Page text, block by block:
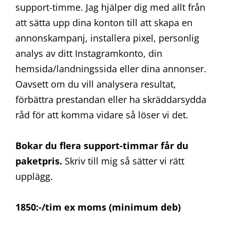
support-timme. Jag hjälper dig med allt från
att sätta upp dina konton till att skapa en
annonskampanj, installera pixel, personlig
analys av ditt Instagramkonto, din
hemsida/landningssida eller dina annonser.
Oavsett om du vill analysera resultat,
förbättra prestandan eller ha skräddarsydda
råd för att komma vidare så löser vi det.
Bokar du flera support-timmar får du
paketpris. Skriv till mig så sätter vi rätt
upplägg.
1850:-/tim ex moms (minimum deb)